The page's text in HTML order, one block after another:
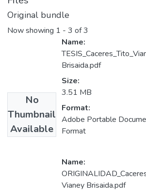
Original bundle
Now showing 1 - 3 of 3
No
Thumbnail
Available
Name:
Brisaida.pdf
Size:
3.51 MB
Format:
Adobe Portable
Format
Name:
Vianey Brisaida.pdf